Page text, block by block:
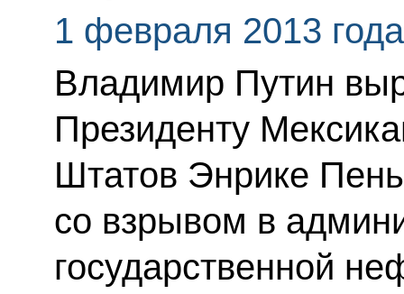
1 февраля 2013 года
Владимир Путин
Президенту
Штатов Энрике
со взрывом в
государственной